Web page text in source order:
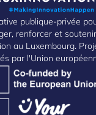
publique-privée
renforcer et soutenir
au Luxembourg.
par l'Union